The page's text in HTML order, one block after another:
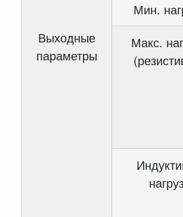
Выходные
параметры
Мин.
Макс.